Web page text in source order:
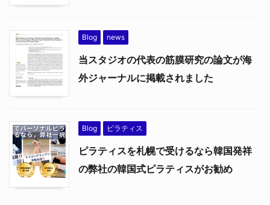
Blog news
当スタジオの代表の筋膜研究の論文が海
外ジャーナルに掲載されました
Blog ピラティス
ピラティスを札幌で受けるなら韓国発祥
の弊社の韓国式ピラティスがお勧め